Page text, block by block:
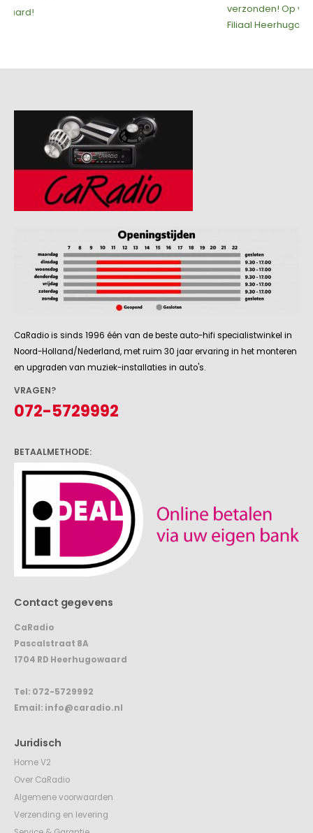
verzonden! Op voorraad in
Filiaal Heerhugowaard!
CaRadio is sinds 1996 één van de beste auto-hifi specialistwinkel in
Noord-Holland/Nederland, met ruim 30 jaar ervaring in het monteren
072-5729992
BETAALMETHODE:
CaRadio
Pascalstraat 8A
Tel:072-5729992